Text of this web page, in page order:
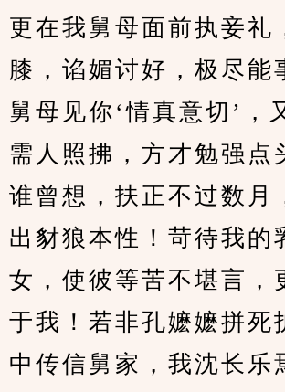
更在我舅母面前执妾礼
膝，谄媚讨好，极尽能
舅母见你‘情真意切’，
需人照拂，方才勉强点
谁曾想，扶正不过数月
出豺狼本性！苛待我的
女，使彼等苦不堪言，
于我！若非孔嬷嬷拼死
中传信舅家，我沈长乐